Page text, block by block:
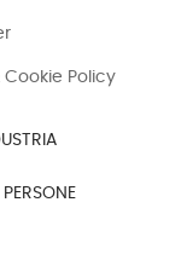
Cookie Policy
PERSONE